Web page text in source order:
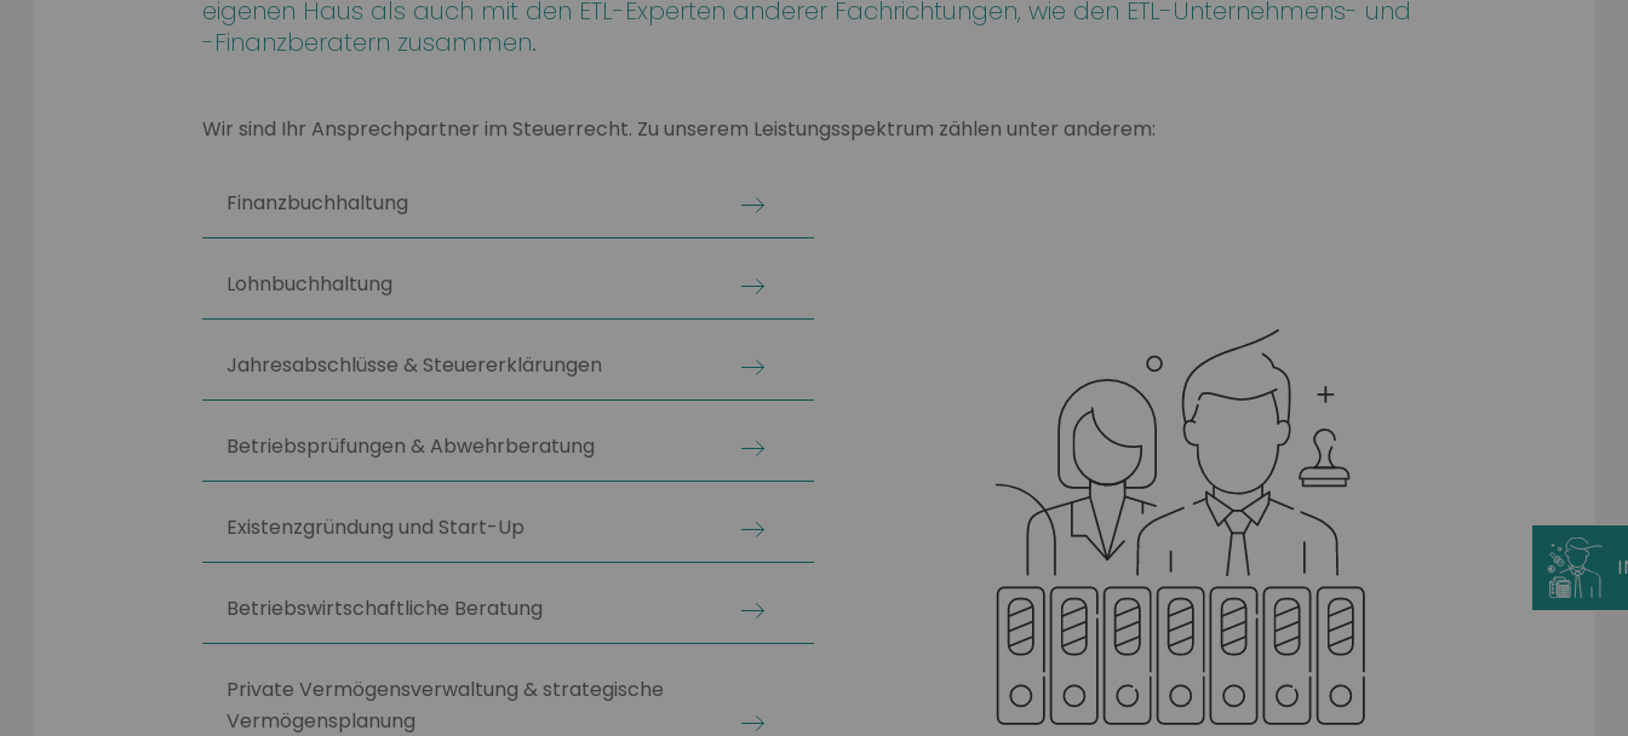
eigenen Haus als auch mit den ETL-Experten anderer Fachrichtungen, wie den ETL-Unternehmens- und
-Finanzberatern zusammen.
Wir sind Ihr Ansprechpartner im Steuerrecht. Zu unserem Leistungsspektrum zählen unter anderem:
Finanzbuchhaltung
Lohnbuchhaltung
Jahresabschlüsse & Steuererklärungen
Betriebsprüfungen & Abwehrberatung
Existenzgründung und Start-Up
Betriebswirtschaftliche Beratung
Private Vermögensverwaltung & strategische
Vermögensplanung